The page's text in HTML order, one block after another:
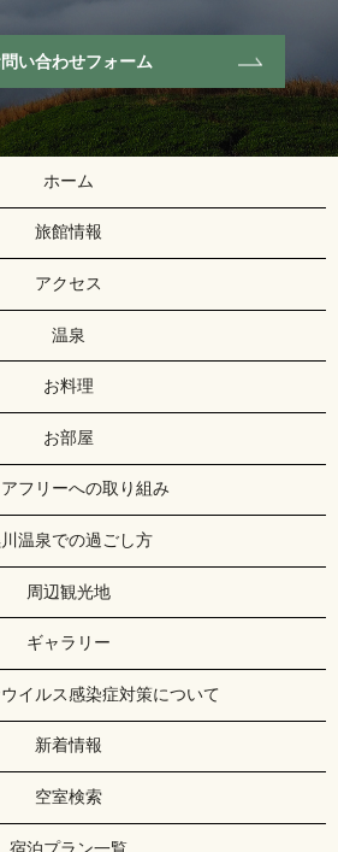
い合わせフォーム
ホーム
旅館情報
アクセス
温泉
お料理
お部屋
フリーへの取り組み
温泉での過ごし方
周辺観光地
ギャラリー
イルス感染症対策について
新着情報
空室検索